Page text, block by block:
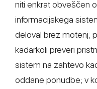
niti enkrat obveščen
informacijskega
deloval brez motenj;
kadarkoli preveri
sistem na zahtevo
oddane ponudbe; v